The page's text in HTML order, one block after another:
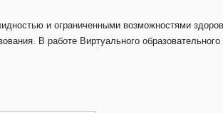
и ограниченными возможностями
В работе Виртуального